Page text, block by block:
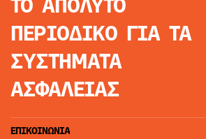
ΠΕΡΙΟΔΙΚΟ ΓΙΑ ΤΑ
ΣΥΣΤΗΜΑΤΑ
ΑΣΦΑΛΕΙΑΣ
ΕΠΙΚΟΙΝΩΝΙΑ